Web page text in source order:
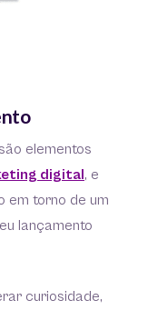
elementos
digital, e
em torno de um
lançamento
curiosidade,